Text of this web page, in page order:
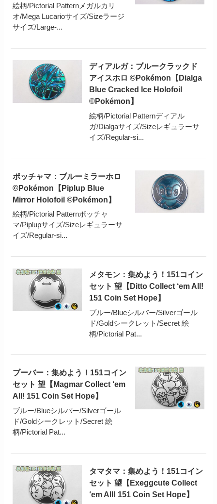
絵柄/Pictorial Patternメガルカリ
オ/Mega Lucarioサイズ/Sizeラージ
サイズ/Large-...
ディアルガ：ブルークラックド
アイスホロ ©Pokémon【Dialga
Blue Cracked Ice Holofoil
©Pokémon】
絵柄/Pictorial Patternディアル
ガ/Dialgaサイズ/Sizeレギュラーサ
イズ/Regular-si...
ポッチャマ：ブルーミラーホロ
©Pokémon【Piplup Blue
Mirror Holofoil ©Pokémon】
絵柄/Pictorial Patternポッチャ
マ/Piplupサイズ/Sizeレギュラーサ
イズ/Regular-si...
メタモン：集めよう！151コイン
セット 望【Ditto Collect ‘em All!
151 Coin Set Hope】
ブルー/Blueシルバー/Silverゴール
ド/Goldシークレット/Secret 絵
柄/Pictorial Pat...
ブーバー：集めよう！151コイン
セット 望【Magmar Collect ‘em
All! 151 Coin Set Hope】
ブルー/Blueシルバー/Silverゴール
ド/Goldシークレット/Secret 絵
柄/Pictorial Pat...
タマタマ：集めよう！151コイン
セット 望【Exeggcute Collect
‘em All! 151 Coin Set Hope】